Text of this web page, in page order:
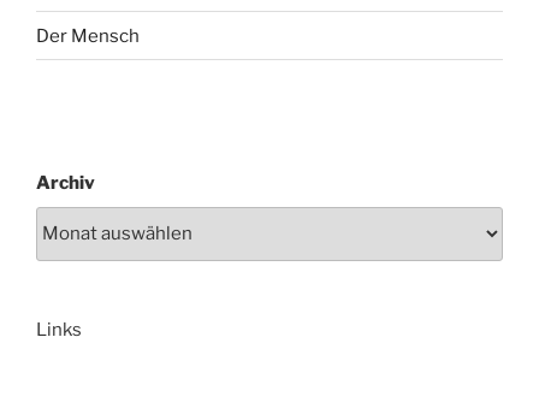
Der Mensch
Archiv
Links